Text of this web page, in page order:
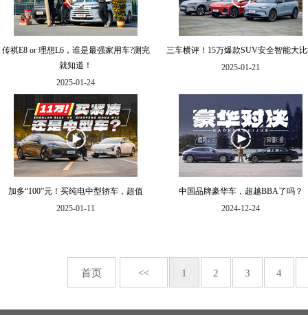
传祺E8 or 理想L6，谁是最强家用车?测完
就知道！
2025-01-24
三车横评！15万爆款SUV安全智能大
2025-01-21
加多“100”元！买纯电中型轿车，超值
2025-01-11
中国品牌豪华车，超越BBA了吗？
2024-12-24
首页 << 1 2 3 4